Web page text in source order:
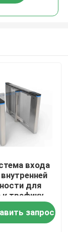
входа
для
к трафику
запрос